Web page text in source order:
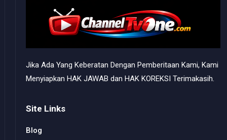
Jika Ada Yang Keberatan Dengan Pemberitaan Kami, Kami
Menyiapkan HAK JAWAB dan HAK KOREKSI Terimakasih.
Site Links
Blog